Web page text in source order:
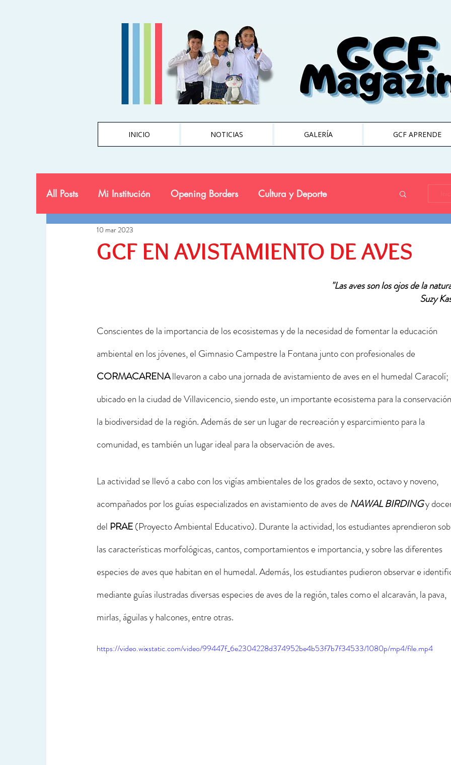
INICIO NOTICIAS GALERÍA GCF APRENDE
All Posts Mi Institución Opening Borders Cultura y Deporte
Ciencia y Tecnología
GCF EN AVISTAMIENTO DE AVES
10 mar 2023
"Las aves son los ojos de la
Suzy
Conscientes de la importancia de los ecosistemas y de la necesidad de fomentar la educación
ambiental en los jóvenes, el Gimnasio Campestre la Fontana junto con profesionales de
CORMACARENA llevaron a cabo una jornada de avistamiento de aves en el humedal Caracolí;
ubicado en la ciudad de Villavicencio, siendo este, un importante ecosistema para la
la biodiversidad de la región. Además de ser un lugar de recreación y esparcimiento para la
comunidad, es también un lugar ideal para la observación de aves.
La actividad se llevó a cabo con los vigías ambientales de los grados de sexto, octavo y noveno,
acompañados por los guías especializados en avistamiento de aves de NAWAL BIRDINGy
del PRAE (Proyecto Ambiental Educativo). Durante la actividad, los estudiantes aprendieron
las características morfológicas, cantos, comportamientos e importancia, y sobre las diferentes
especies de aves que habitan en el humedal. Además, los estudiantes pudieron observar e
mediante guías ilustradas diversas especies de aves de la región, tales como el alcaraván, la pava,
mirlas, águilas y halcones, entre otras.
https://video.wixstatic.com/video/99447f_6e2304228d374952be4b53f7b7f34533/1080p/mp4/file.mp4